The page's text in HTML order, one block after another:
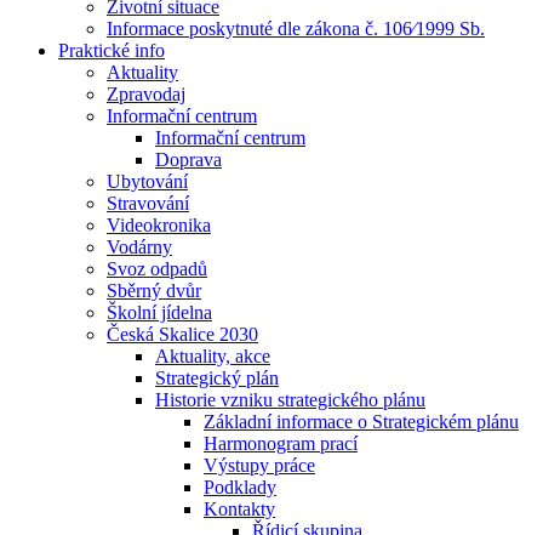
Životní situace
Informace poskytnuté dle zákona č. 106⁄1999 Sb.
Praktické info
Aktuality
Zpravodaj
Informační centrum
Informační centrum
Doprava
Ubytování
Stravování
Videokronika
Vodárny
Svoz odpadů
Sběrný dvůr
Školní jídelna
Česká Skalice 2030
Aktuality, akce
Strategický plán
Historie vzniku strategického plánu
Základní informace o Strategickém plánu
Harmonogram prací
Výstupy práce
Podklady
Kontakty
Řídicí skupina